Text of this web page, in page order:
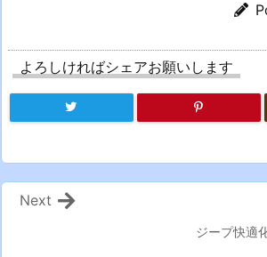
よろしければシェアお願いします
ジープ快適
Next